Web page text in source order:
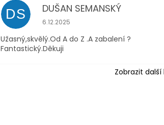
DS DUŠAN SEMANSKÝ
Hodnocení obchodu je 5 z 5
6.12.2025
Užasný,skvělý.Od A do Z .A zabalení ?
Fantastický.Děkuji
Zobrazit